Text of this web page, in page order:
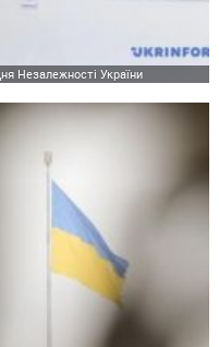
Незалежності України